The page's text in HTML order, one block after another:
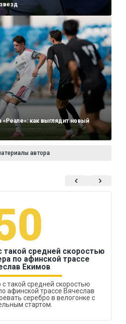
как выглядит новый
автора
такой средней скоростью
по афинской трассе
Екимов
такой средней скоростью
афинской трассе Вячеслав
серебро в велогонке с
стартом.